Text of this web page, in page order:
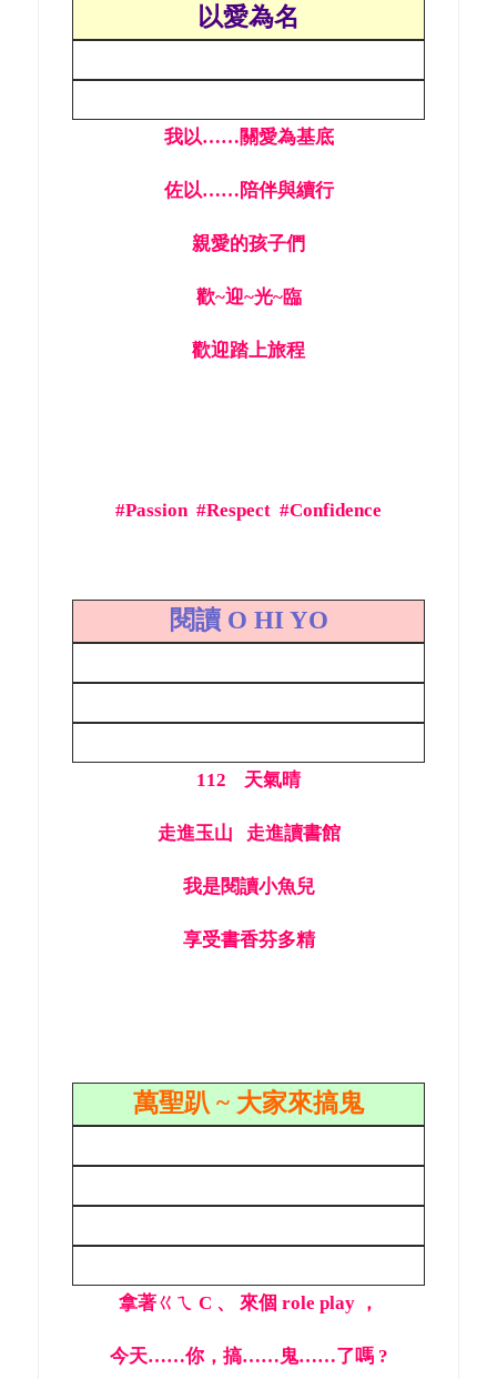
以愛為名
我以……關愛為基底
佐以……陪伴與續行
親愛的孩子們
歡~迎~光~臨
歡迎踏上旅程
#Passion #Respect #Confidence
閱讀 O HI YO
112 天氣晴
走進玉山 走進讀書館
我是閱讀小魚兒
享受書香芬多精
萬聖趴 ~ 大家來搞鬼
拿著ㄍㄟ C 、 來個 role play ，
今天……你，搞……鬼……了嗎 ?